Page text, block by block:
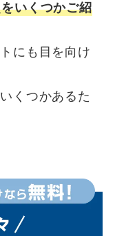
いくつかご紹
にも目を向け
くつかあるた